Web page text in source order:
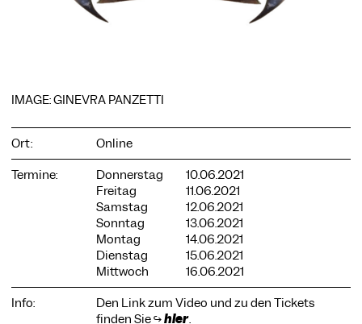
IMAGE: GINEVRA PANZETTI
Ort:
Online
Termine:
Donnerstag
10.06.2021
Freitag
11.06.2021
Samstag
12.06.2021
Sonntag
13.06.2021
Montag
14.06.2021
Dienstag
15.06.2021
Mittwoch
16.06.2021
Info:
Den Link zum Video und zu den Tickets
finden Sie ↪hier.
Sie die Website nutzen können. Andere Cookies helfen uns,
Datenschutzerklärung für weitere Informationen. Unten
können Sie auswählen, welche Technologien Sie zulassen
möchten.
Notwendige Cookies
Externe Medien
Statistiken
Nur notwendige Alle akzeptieren Speichern